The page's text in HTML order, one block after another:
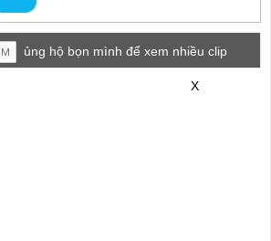
ủng hộ bọn mình để xem nhiều clip
X